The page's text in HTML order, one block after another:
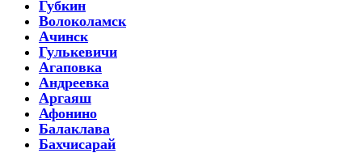
Губкин
Волоколамск
Ачинск
Гулькевичи
Агаповка
Андреевка
Аргаяш
Афонино
Балаклава
Бахчисарай